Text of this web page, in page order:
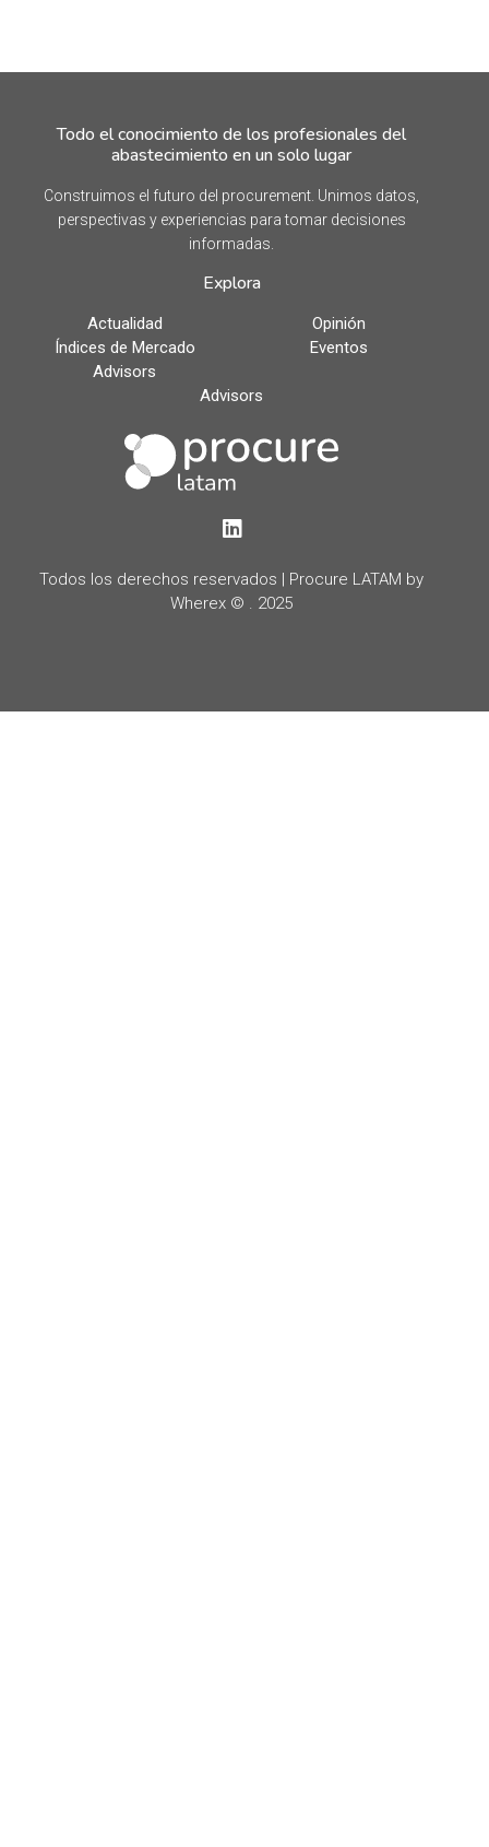
Todo el conocimiento de los profesionales del
abastecimiento en un solo lugar
Construimos el futuro del procurement. Unimos datos,
perspectivas y experiencias para tomar decisiones
informadas.
Explora
Actualidad
Opinión
Índices de Mercado
Eventos
Advisors
Advisors
LinkedIn
Todos los derechos reservados | Procure LATAM by
Wherex © . 2025